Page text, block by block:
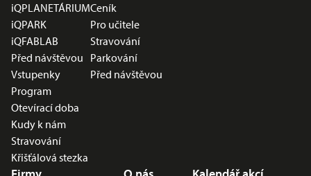
iQPLANETÁRIUM
iQPARK
iQFABLAB
Před návštěvou
Vstupenky
Program
Otevírací doba
Kudy k nám
Stravování
Křišťálová stezka
Ceník
Pro učitele
Stravování
Parkování
Před návštěvou